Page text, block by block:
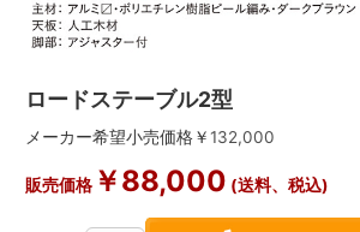
ロードステーブル2型
メーカー希望小売価格￥132,000
販売価格￥88,000 (送料、税込)